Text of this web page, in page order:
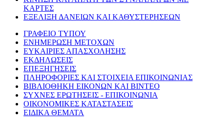
ΚΑΡΤΕΣ
ΕΞΕΛΙΞΗ ΔΑΝΕΙΩΝ ΚΑΙ ΚΑΘΥΣΤΕΡΗΣΕΩΝ
ΓΡΑΦΕΙΟ ΤΥΠΟΥ
ΕΝΗΜΕΡΩΣΗ ΜΕΤΟΧΩΝ
ΕΥΚΑΙΡΙΕΣ ΑΠΑΣΧΟΛΗΣΗΣ
ΕΚΔΗΛΩΣΕΙΣ
ΕΠΕΞΗΓΗΣΕΙΣ
ΠΛΗΡΟΦΟΡΙΕΣ ΚΑΙ ΣΤΟΙΧΕΙΑ ΕΠΙΚΟΙΝΩΝΙΑΣ
ΒΙΒΛΙΟΘΗΚΗ ΕΙΚΟΝΩΝ ΚΑΙ ΒΙΝΤΕΟ
ΣΥΧΝΕΣ ΕΡΩΤΗΣΕΙΣ - ΕΠΙΚΟΙΝΩΝΙΑ
ΟΙΚΟΝΟΜΙΚΕΣ ΚΑΤΑΣΤΑΣΕΙΣ
ΕΙΔΙΚΑ ΘΕΜΑΤΑ